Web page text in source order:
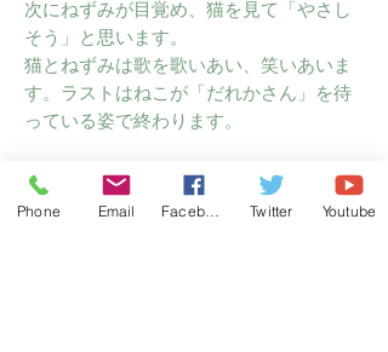
次にねずみが目覚め、猫を見て「やさし
そう」と思います。
猫とねずみは歌を歌いあい、笑いあいま
す。ラストはねこが「だれかさん」を待
っている姿で終わります。
感想
内田麟太郎氏らしい、しゃれの効いた文
Phone Email Twitter Youtube